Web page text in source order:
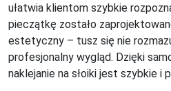
ułatwia klientom szybkie
pieczątkę zostało
estetyczny – tusz się nie
profesjonalny wygląd. Dzięki
naklejanie na słoiki jest szybkie i